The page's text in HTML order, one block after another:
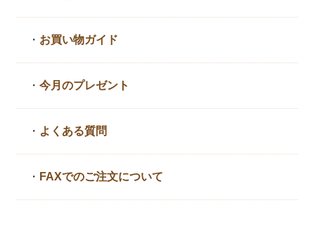
・ お買い物ガイド
・今月のプレゼント
・ よくある質問
・ FAXでのご注文について